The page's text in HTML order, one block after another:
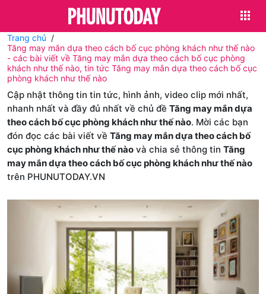
Trang chủ
Tăng may mắn dựa theo cách bố cục phòng khách như thế nào
- các bài viết về Tăng may mắn dựa theo cách bố cục phòng
khách như thế nào, tin tức Tăng may mắn dựa theo cách bố cục
phòng khách như thế nào
Cập nhật thông tin tin tức, hình ảnh, video clip mới nhất,
nhanh nhất và đầy đủ nhất về chủ đề Tăng may mắn dựa
theo cách bố cục phòng khách như thế nào. Mời các bạn
đón đọc các bài viết về Tăng may mắn dựa theo cách bố
cục phòng khách như thế nào và chia sẻ thông tin Tăng
may mắn dựa theo cách bố cục phòng khách như thế nào
trên PHUNUTODAY.VN